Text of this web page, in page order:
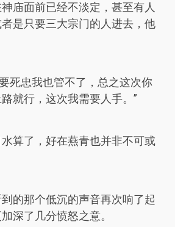
庙面前已经不淡定，甚至有人
是只要三大宗门的人进去，他
死忠我也管不了，总之这次你
就行，这次我需要人手。”
算了，好在燕青也并非不可或
的那个低沉的声音再次响了起
深了几分愤怒之意。